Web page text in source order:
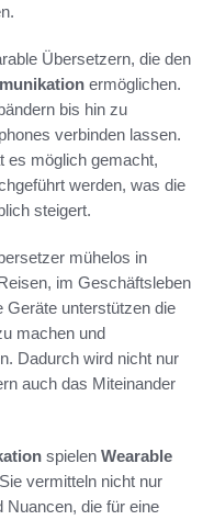
Übersetzern, die den
ermöglichen.
bis hin zu
verbinden lassen.
es möglich gemacht,
werden, was die
steigert.
mühelos in
im Geschäftsleben
Geräte unterstützen die
machen und
Dadurch wird nicht nur
auch das Miteinander
spielen Wearable
vermitteln nicht nur
Nuancen, die für eine